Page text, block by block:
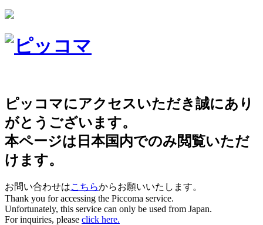
ピッコマにアクセスいただき誠にあり
がとうございます。
本ページは日本国内でのみ閲覧いただ
けます。
お問い合わせはこちらからお願いいたします。
Thank you for accessing the Piccoma service.
Unfortunately, this service can only be used from Japan.
For inquiries, please click here.